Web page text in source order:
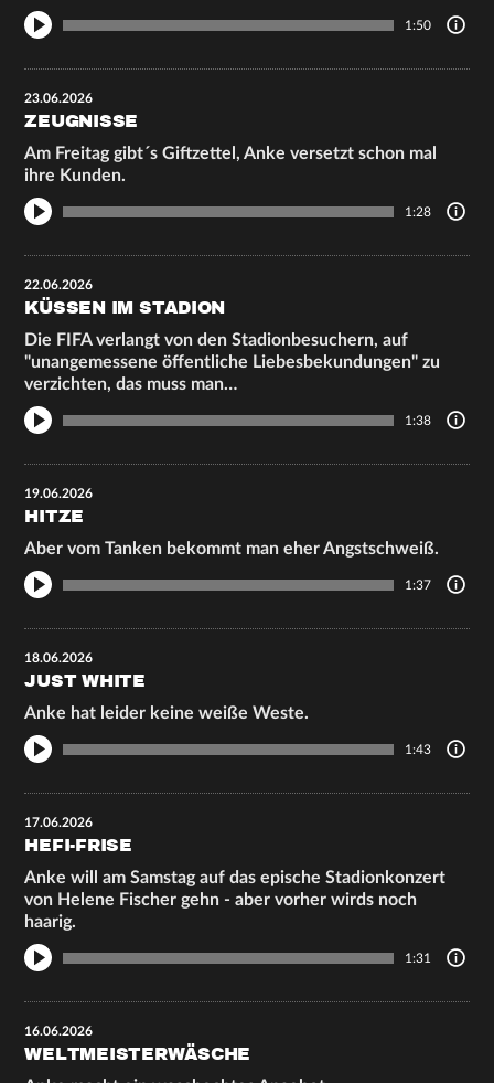
1:50
23.06.2026
ZEUGNISSE
Am Freitag gibt´s Giftzettel, Anke versetzt schon mal
ihre Kunden.
1:28
22.06.2026
KÜSSEN IM STADION
Die FIFA verlangt von den Stadionbesuchern, auf
"unangemessene öffentliche Liebesbekundungen" zu
verzichten, das muss man…
1:38
19.06.2026
HITZE
Aber vom Tanken bekommt man eher Angstschweiß.
1:37
18.06.2026
JUST WHITE
Anke hat leider keine weiße Weste.
1:43
17.06.2026
HEFI-FRISE
Anke will am Samstag auf das epische Stadionkonzert
von Helene Fischer gehn - aber vorher wirds noch
haarig.
1:31
16.06.2026
WELTMEISTERWÄSCHE